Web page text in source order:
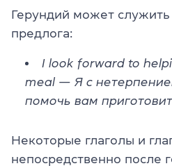
Герундий может
предлога:
I look forward to
meal — Я с
помочь вам
Некоторые глаголы и
непосредственно после